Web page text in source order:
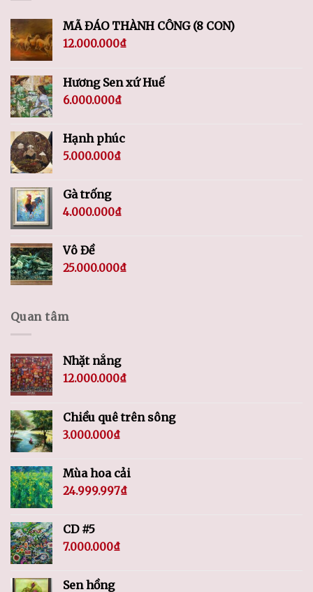
MÃ ĐÁO THÀNH CÔNG (8 CON)
12.000.000₫
Hương Sen xứ Huế
6.000.000₫
Hạnh phúc
5.000.000₫
Gà trống
4.000.000₫
Vô Đề
25.000.000₫
Quan tâm
Nhặt nắng
12.000.000₫
Chiều quê trên sông
3.000.000₫
Mùa hoa cải
24.999.997₫
CD #5
7.000.000₫
Sen hồng